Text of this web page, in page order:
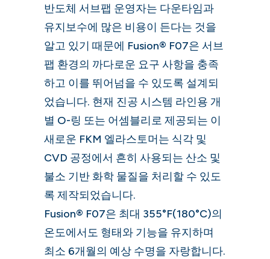
반도체 서브팹 운영자는 다운타임과
유지보수에 많은 비용이 든다는 것을
알고 있기 때문에 Fusion® F07은 서브
팹 환경의 까다로운 요구 사항을 충족
하고 이를 뛰어넘을 수 있도록 설계되
었습니다. 현재 진공 시스템 라인용 개
별 O-링 또는 어셈블리로 제공되는 이
새로운 FKM 엘라스토머는 식각 및
CVD 공정에서 흔히 사용되는 산소 및
불소 기반 화학 물질을 처리할 수 있도
록 제작되었습니다.
Fusion® F07은 최대 355°F(180°C)의
온도에서도 형태와 기능을 유지하며
최소 6개월의 예상 수명을 자랑합니다.